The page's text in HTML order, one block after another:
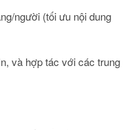
người (tối ưu nội dung
và hợp tác với các trung